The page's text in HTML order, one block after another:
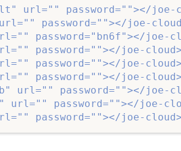
url="" password=""></joe-
password=""></joe-
password="bn6f"></joe-
password=""></joe-cloud>
password=""></joe-cloud>
password=""></joe-cloud>
url="" password=""></joe-
url="" password=""></joe-
password=""></joe-cloud>